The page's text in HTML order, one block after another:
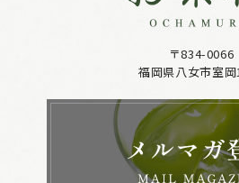
〒834-0066
福岡県八女市室